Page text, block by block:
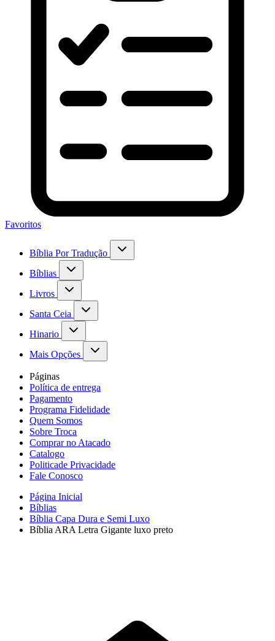
Favoritos
Bíblia Por Tradução
Bíblias
Livros
Santa Ceia
Hinario
Mais Opções
Páginas
Política de entrega
Pagamento
Programa Fidelidade
Quem Somos
Sobre Troca
Comprar no Atacado
Catalogo
Politicade Privacidade
Fale Conosco
Página Inicial
Bíblias
Bíblia Capa Dura e Semi Luxo
Bíblia ARA Letra Gigante luxo preto